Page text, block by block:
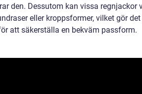
den. Dessutom kan vissa regnjackor
eller kroppsformer, vilket gör
att säkerställa en bekväm passform.